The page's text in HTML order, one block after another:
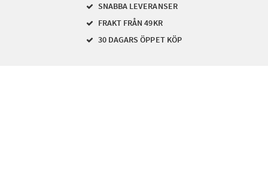
SNABBA LEVERANSER
FRAKT FRÅN 49KR
30 DAGARS ÖPPET KÖP